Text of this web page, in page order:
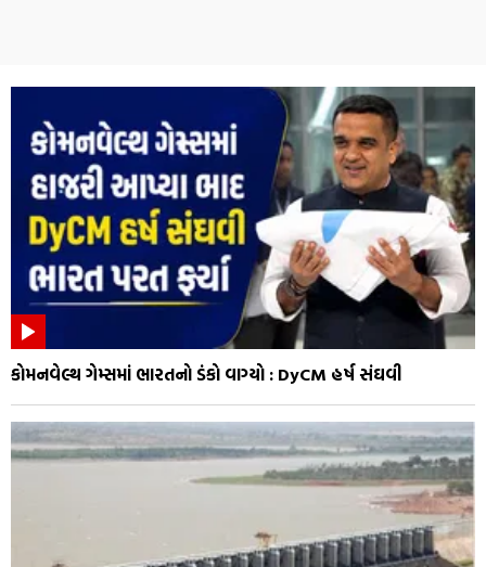
કોમનવેલ્થ ગેમ્સમાં ભારતનો ડંકો વાગ્યો : DyCM હર્ષ સંઘવી